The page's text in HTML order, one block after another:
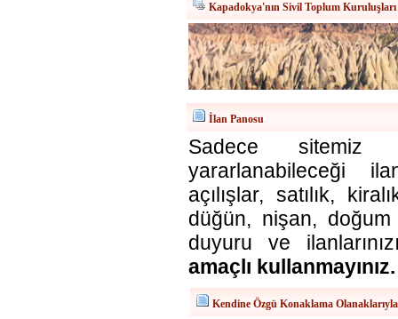
Kapadokya'nın Sivil Toplum Kuruluşları
İlan Panosu
Sadece sitemiz
yararlanabileceği
açılışlar, satılık,
düğün, nişan,
duyuru ve
amaçlı kullanmayınız.
Kendine Özgü Konaklama